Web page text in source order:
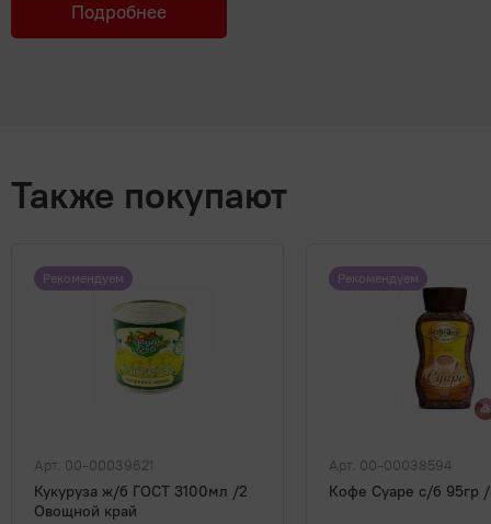
Подробнее
Также покупают
Рекомендуем
Арт. 00-00039621
Кукуруза ж/б ГОСТ 3100мл /2
Овощной край
Рекомендуем
Арт. 00-00038594
Кофе Суаре с/б 95гр